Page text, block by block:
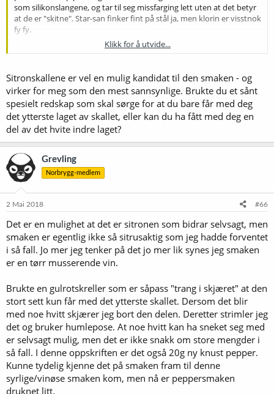
som silikonslangene, og tar til seg missfarging lett uten at det betyr
at de er "skitne". Star-san finker fint på stål ja, men klorin er visstnok
fy fy.
Jeg er også overrasket over "usmaken", og jeg sliter litt med å
en evt. infeksjon skulle gi en slik cider/hvitvin smak etter 9-10 dager
virker merkelig. Med tanke på at jeg er temmelig grundig på renhold
og desinfisering synes jeg også det ville vært rart om jeg skulle få
noe sånt i karet, men det kan jo skje alle om man er uheldig. Nå har
jeg forsåvidt forstått at det er normalt at en Saison skal være fruktig
og tørr, og det kan hende at denne har litt ekstra av dette mtp.
utgjæringen og at jeg brukte 30g sitronskall siste 6-7min av
koketiden, men likevel overrasket over at det har blitt så
fremtredende i så fall.
Jeg får gi den noen dager på fatet og se om det gir noen endring i
samksbildet. Evt. få fatt i noen med usmakskurs og finjusterte
smaksløker som kan gjøre en bedre vurdering enn meg. Ølet er
det er ikke slik jeg ville det skulle bli, og det er jo irriterende nok i seg
selv.
Klikk for å utvide...
Sitronskallene er vel en mulig kandidat til den smaken - og
virker for meg som den mest sannsynlige. Brukte du et sånt
spesielt redskap som skal sørge for at du bare får med deg
det ytterste laget av skallet, eller kan du ha fått med deg en
del av det hvite indre laget?
Grevling
Norbrygg-medlem
2 Mai 2018 #66
Det er en mulighet at det er sitronen som bidrar selvsagt, men
smaken er egentlig ikke så sitrusaktig som jeg hadde forventet
i så fall. Jo mer jeg tenker på det jo mer lik synes jeg smaken
er en tørr musserende vin.
Brukte en gulrotskreller som er såpass "trang i skjæret" at den
stort sett kun får med det ytterste skallet. Dersom det blir
med noe hvitt skjærer jeg bort den delen. Deretter strimler jeg
det og bruker humlepose. At noe hvitt kan ha sneket seg med
er selvsagt mulig, men det er ikke snakk om store mengder i
så fall. I denne oppskriften er det også 20g ny knust pepper.
Kunne tydelig kjenne det på smaken fram til denne
syrlige/vinøse smaken kom, men nå er peppersmaken
druknet litt.